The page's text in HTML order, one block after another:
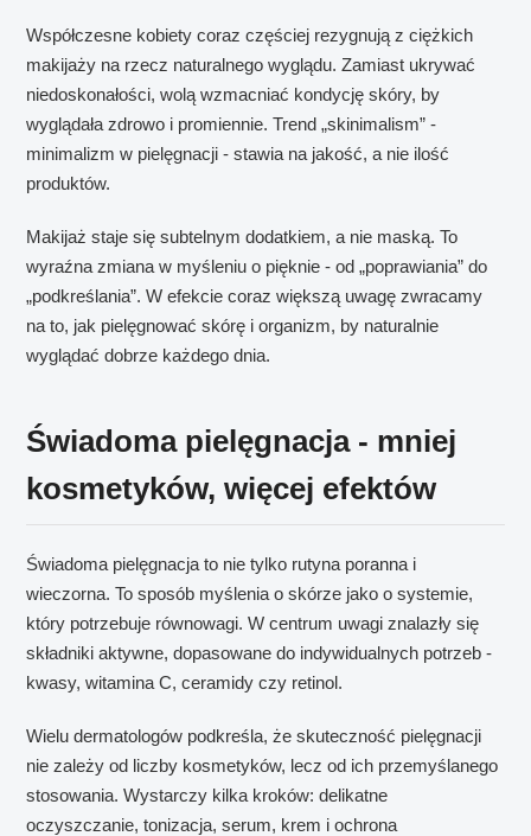
Współczesne kobiety coraz częściej rezygnują z ciężkich
makijaży na rzecz naturalnego wyglądu. Zamiast ukrywać
niedoskonałości, wolą wzmacniać kondycję skóry, by
wyglądała zdrowo i promiennie. Trend „skinimalism” -
minimalizm w pielęgnacji - stawia na jakość, a nie ilość
produktów.
Makijaż staje się subtelnym dodatkiem, a nie maską. To
wyraźna zmiana w myśleniu o pięknie - od „poprawiania” do
„podkreślania”. W efekcie coraz większą uwagę zwracamy
na to, jak pielęgnować skórę i organizm, by naturalnie
wyglądać dobrze każdego dnia.
Świadoma pielęgnacja - mniej
kosmetyków, więcej efektów
Świadoma pielęgnacja to nie tylko rutyna poranna i
wieczorna. To sposób myślenia o skórze jako o systemie,
który potrzebuje równowagi. W centrum uwagi znalazły się
składniki aktywne, dopasowane do indywidualnych potrzeb -
kwasy, witamina C, ceramidy czy retinol.
Wielu dermatologów podkreśla, że skuteczność pielęgnacji
nie zależy od liczby kosmetyków, lecz od ich przemyślanego
stosowania. Wystarczy kilka kroków: delikatne
oczyszczanie, tonizacja, serum, krem i ochrona